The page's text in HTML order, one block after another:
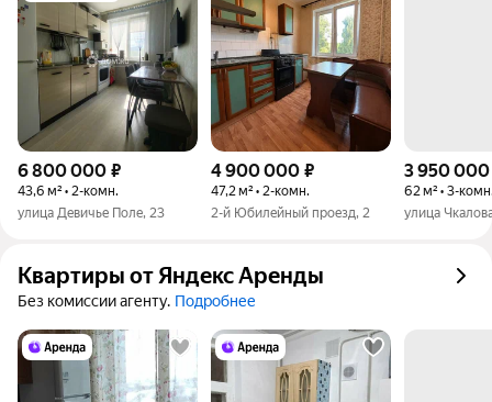
6 800 000 ₽
43,6 м² • 2-комн.
улица Девичье Поле, 23
4 900 000 ₽
47,2 м² • 2-комн.
2-й Юбилейный проезд, 2
3 950 000
62 м² • 3-
улица
Квартиры от Яндекс Аренды
Без комиссии агенту. Подробнее